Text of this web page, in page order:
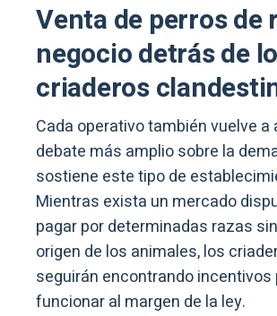
Venta de perros de
negocio detrás de
criaderos
Cada operativo también vuelve a
debate más amplio sobre la
sostiene este tipo de
Mientras exista un mercado
pagar por determinadas razas
origen de los animales, los
seguirán encontrando incentivos
funcionar al margen de la ley.